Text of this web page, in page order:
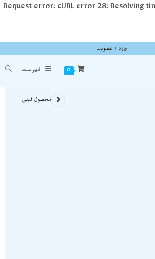
Request error: cURL error 28: Resolving
ورود / عضویت
0 فهرست
سنگ رزکوارتز زیبا نمونه استثنایی و اصل و معدنی S1424
محصول قبلی